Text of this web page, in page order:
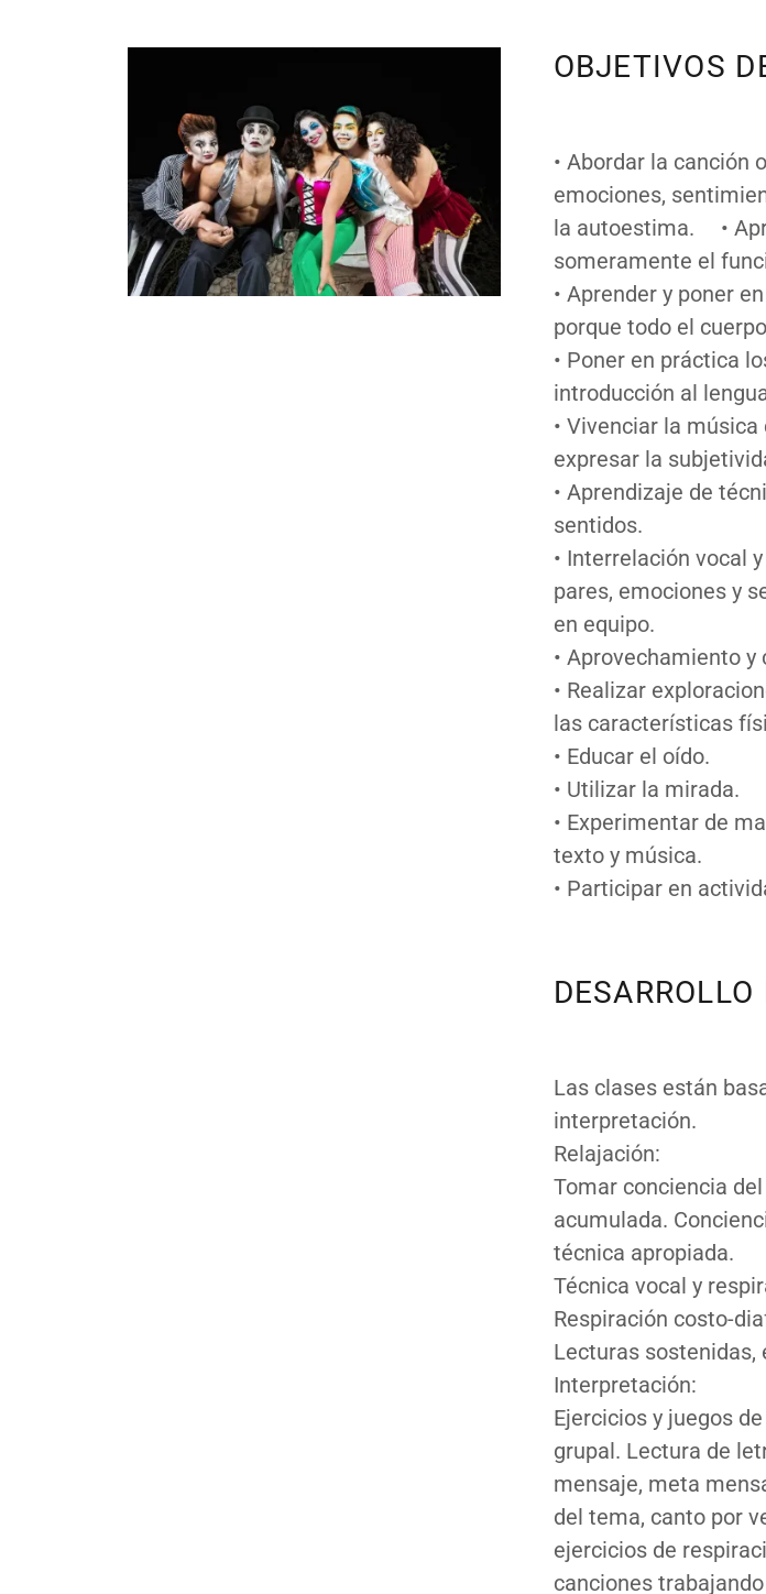
OBJETIVOS
• Abordar la canción
emociones,
la autoestima. •
someramente el
• Aprender y poner
porque todo el
• Poner en práctica
introducción al
• Vivenciar la
expresar la
• Aprendizaje de
sentidos.
• Interrelación vocal
pares, emociones y
en equipo.
• Aprovechamiento
• Realizar
las características
• Educar el oído.
• Utilizar la mirada.
• Experimentar de
texto y música.
• Participar en
Las clases están
interpretación.
Relajación:
Tomar conciencia
acumulada.
técnica apropiada.
Técnica vocal y
Respiración costo-
Lecturas sostenidas,
Interpretación:
Ejercicios y juegos
grupal. Lectura de
mensaje, meta
del tema, canto por
ejercicios de
canciones